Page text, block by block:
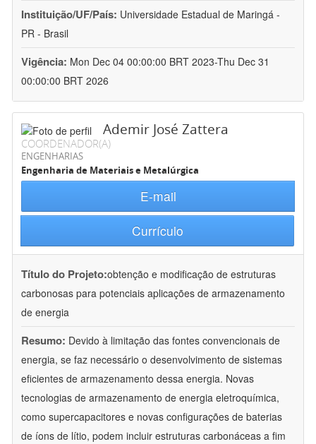
Instituição/UF/País: Universidade Estadual de Maringá -
PR - Brasil
Vigência: Mon Dec 04 00:00:00 BRT 2023-Thu Dec 31
00:00:00 BRT 2026
Ademir José Zattera
COORDENADOR(A)
ENGENHARIAS
Engenharia de Materiais e Metalúrgica
E-mail
Currículo
Título do Projeto:obtenção e modificação de estruturas
carbonosas para potenciais aplicações de armazenamento
de energia
Resumo: Devido à limitação das fontes convencionais de
energia, se faz necessário o desenvolvimento de sistemas
eficientes de armazenamento dessa energia. Novas
tecnologias de armazenamento de energia eletroquímica,
como supercapacitores e novas configurações de baterias
de íons de lítio, podem incluir estruturas carbonáceas a fim